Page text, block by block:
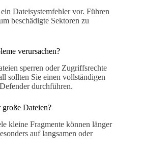
Dateisystemfehler vor. Führen
beschädigte Sektoren zu
verursachen?
sperren oder Zugriffsrechte
sollten Sie einen vollständigen
durchführen.
Dateien?
kleine Fragmente können länger
auf langsamen oder